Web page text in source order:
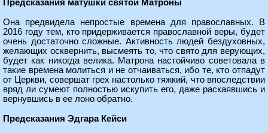
Предсказания матушки святой Матроны
Она предвидела непростые времена для православных. В
2016 году тем, кто придерживается православной веры, будет
очень достаточно сложные. Активность людей бездуховных,
желающих осквернить, высмеять то, что свято для верующих,
будет как никогда велика. Матрона настойчиво советовала в
такие времена молиться и не отчаиваться, ибо те, кто отпадут
от Церкви, совершат грех настолько тяжкий, что впоследствии
вряд ли сумеют полностью искупить его, даже раскаявшись и
вернувшись в ее лоно обратно.
Предсказания Эдгара Кейси